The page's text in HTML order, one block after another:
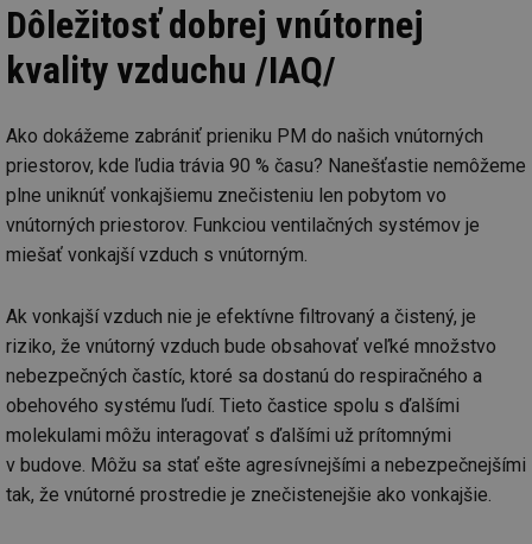
Dôležitosť dobrej vnútornej
kvality vzduchu /IAQ/
Ako dokážeme zabrániť prieniku PM do našich vnútorných
priestorov, kde ľudia trávia 90 % času? Nanešťastie nemôžeme
plne uniknúť vonkajšiemu znečisteniu len pobytom vo
vnútorných priestorov. Funkciou ventilačných systémov je
miešať vonkajší vzduch s vnútorným.
Ak vonkajší vzduch nie je efektívne filtrovaný a čistený, je
riziko, že vnútorný vzduch bude obsahovať veľké množstvo
nebezpečných častíc, ktoré sa dostanú do respiračného a
obehového systému ľudí. Tieto častice spolu s ďalšími
molekulami môžu interagovať s ďalšími už prítomnými
v budove. Môžu sa stať ešte agresívnejšími a nebezpečnejšími
tak, že vnútorné prostredie je znečistenejšie ako vonkajšie.